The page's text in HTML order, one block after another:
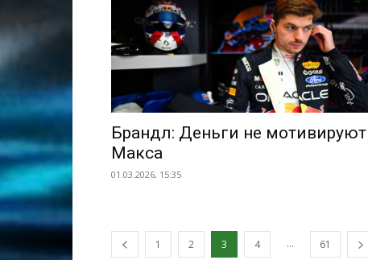
Брандл: Деньги не мотивируют
Макса
01.03.2026, 15:35
1 2 3 4 ... 61